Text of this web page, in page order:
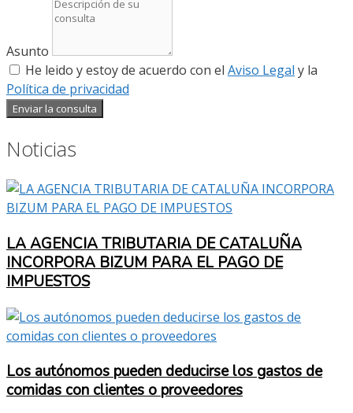
Asunto
He leido y estoy de acuerdo con el Aviso Legal y la
Política de privacidad
Enviar la consulta
Noticias
LA AGENCIA TRIBUTARIA DE CATALUÑA
INCORPORA BIZUM PARA EL PAGO DE
IMPUESTOS
Los autónomos pueden deducirse los gastos de
comidas con clientes o proveedores